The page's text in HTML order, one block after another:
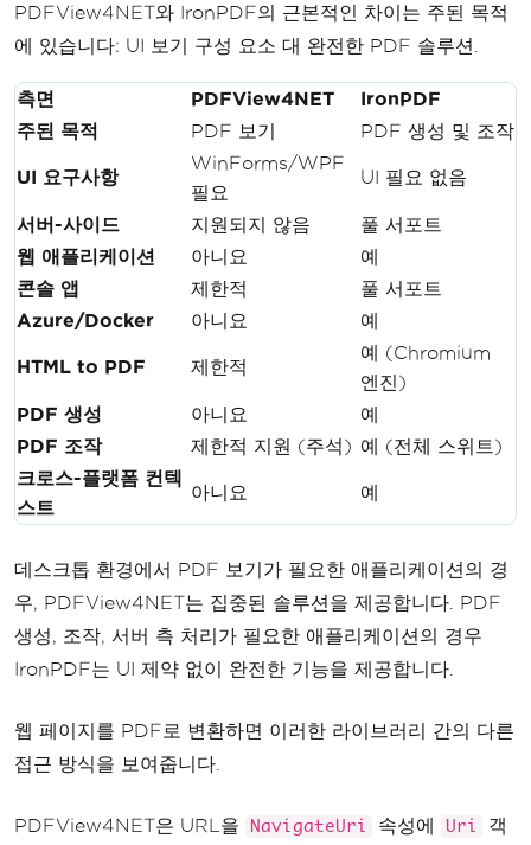
PDFView4NET와 IronPDF의 근본적인 차이는 주된 목적
에 있습니다: UI 보기 구성 요소 대 완전한 PDF 솔루션.
측면 PDFView4NET
IronPDF
주된 목적
PDF 보기 PDF 생성 및 조작
UI 요구사항
WinForms/WPF
필요
UI 필요 없음
서버-사이드 지원되지 않음
풀 서포트
웹 애플리케이션
아니요
예
콘솔 앱
제한적
풀 서포트
Azure/Docker
아니요 예
HTML to PDF 제한적
예 (Chromium
엔진)
PDF 생성
아니요
예
PDF 조작
제한적 지원 (주석) 예 (전체 스위트)
크로스-플랫폼 컨텍
스트
아니요 예
데스크톱 환경에서 PDF 보기가 필요한 애플리케이션의 경
우, PDFView4NET는 집중된 솔루션을 제공합니다. PDF
생성, 조작, 서버 측 처리가 필요한 애플리케이션의 경우
IronPDF는 UI 제약 없이 완전한 기능을 제공합니다.
웹 페이지를 PDF로 변환하면 이러한 라이브러리 간의 다른
접근 방식을 보여줍니다.
PDFView4NET은 URL을 NavigateUri 속성에 Uri 객